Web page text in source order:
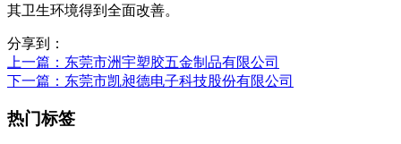
其卫生环境得到全面改善。
分享到：
上一篇 ：东莞市洲宇塑胶五金制品有限公司
下一篇 ：东莞市凯昶德电子科技股份有限公司
热门标签